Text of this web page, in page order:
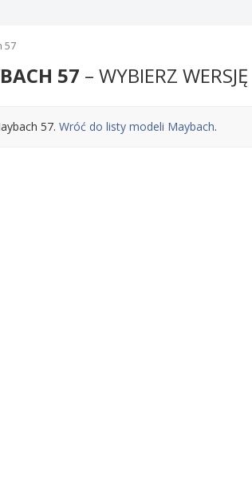
57
57 – WYBIERZ WERSJĘ
57. Wróć do listy modeli Maybach.